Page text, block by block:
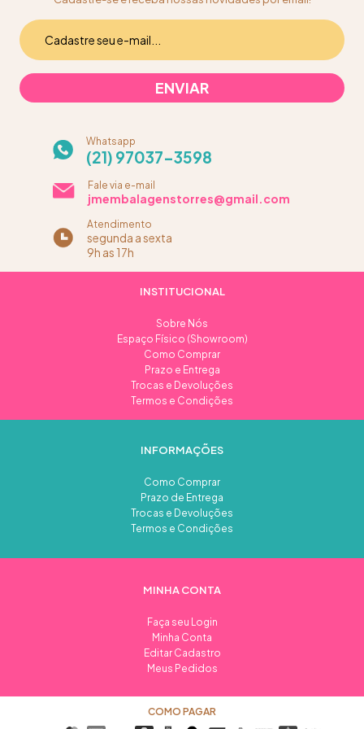
Whatsapp
(21) 97037-3598
Fale via e-mail
jmembalagenstorres@gmail.com
Atendimento
segunda a sexta
9h as 17h
INSTITUCIONAL
Sobre Nós
Espaço Físico (Showroom)
Como Comprar
Prazo e Entrega
Trocas e Devoluções
Termos e Condições
INFORMAÇÕES
Como Comprar
Prazo de Entrega
Trocas e Devoluções
Termos e Condições
MINHA CONTA
Faça seu Login
Minha Conta
Editar Cadastro
Meus Pedidos
COMO PAGAR